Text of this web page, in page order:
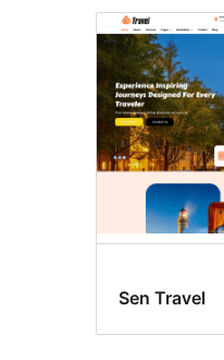
Sen Travel